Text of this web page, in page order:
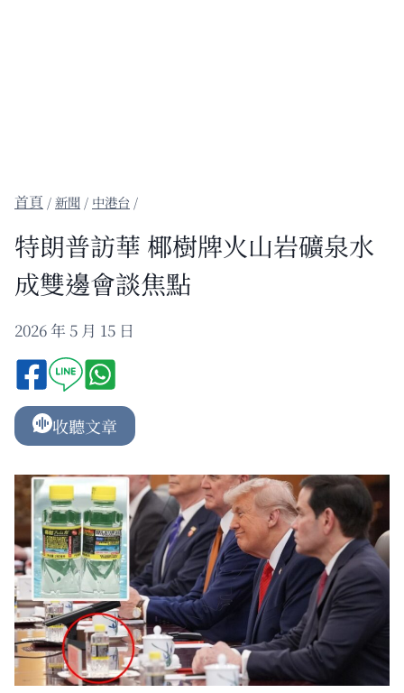
/新聞 / 中港台 /
特朗普訪華 椰樹牌火山岩礦泉水
成雙邊會談焦點
2026 年 5 月 15 日
收聽文章